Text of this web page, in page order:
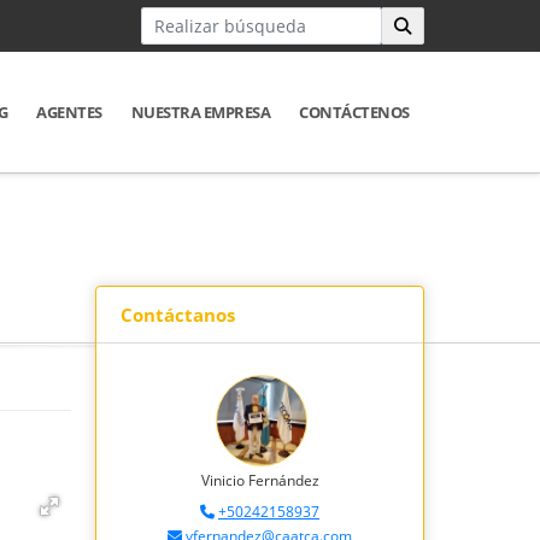
AGENTES NUESTRA EMPRESA CONTÁCTENOS
Contáctanos
Vinicio Fernández
+50242158937
vfernandez@caatca.com